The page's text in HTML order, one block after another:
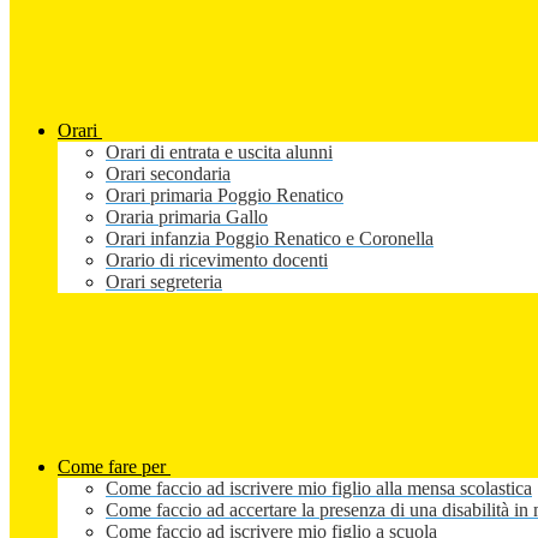
Orari
Orari di entrata e uscita alunni
Orari secondaria
Orari primaria Poggio Renatico
Oraria primaria Gallo
Orari infanzia Poggio Renatico e Coronella
Orario di ricevimento docenti
Orari segreteria
Come fare per
Come faccio ad iscrivere mio figlio alla mensa scolastica
Come faccio ad accertare la presenza di una disabilità
Come faccio ad iscrivere mio figlio a scuola